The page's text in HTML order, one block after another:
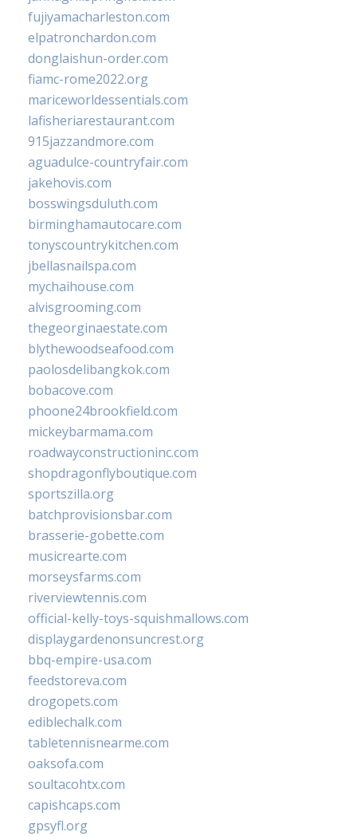
fujiyamacharleston.com
elpatronchardon.com
donglaishun-order.com
fiamc-rome2022.org
mariceworldessentials.com
lafisheriarestaurant.com
915jazzandmore.com
aguadulce-countryfair.com
jakehovis.com
bosswingsduluth.com
birminghamautocare.com
tonyscountrykitchen.com
jbellasnailspa.com
mychaihouse.com
alvisgrooming.com
thegeorginaestate.com
blythewoodseafood.com
paolosdelibangkok.com
bobacove.com
phoone24brookfield.com
mickeybarmama.com
roadwayconstructioninc.com
shopdragonflyboutique.com
sportszilla.org
batchprovisionsbar.com
brasserie-gobette.com
musicrearte.com
morseysfarms.com
riverviewtennis.com
official-kelly-toys-squishmallows.com
displaygardenonsuncrest.org
bbq-empire-usa.com
feedstoreva.com
drogopets.com
ediblechalk.com
tabletennisnearme.com
oaksofa.com
soultacohtx.com
capishcaps.com
gpsyfl.org